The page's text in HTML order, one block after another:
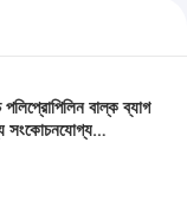
পলিপ্রোপিলিন বাল্ক ব্যাগ
সংকোচনযোগ্য